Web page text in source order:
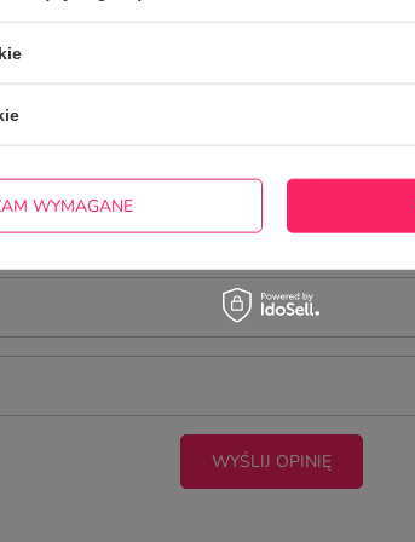
produktu:
WYŚLIJ OPINIĘ
WYMAGANE